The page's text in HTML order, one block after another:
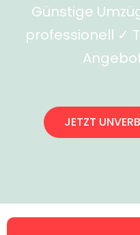
Günstige
professionell ✓
JETZT